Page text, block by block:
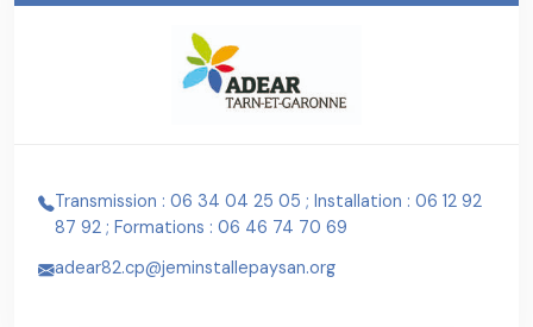
Transmission : 06 34 04 25 05 ; Installation : 06 12 92
87 92 ; Formations : 06 46 74 70 69
adear82.cp@jeminstallepaysan.org